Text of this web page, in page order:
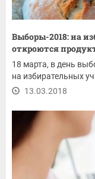
Выборы-2018: на
откроются
18 марта, в день
на избирательных
13.03.2018